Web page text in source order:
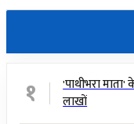
१
'पाथीभरा
लाखों